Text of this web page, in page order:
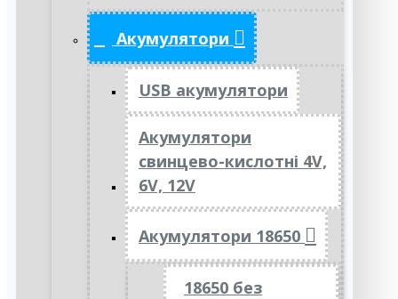
Акумулятори
USB акумулятори
Акумулятори
свинцево-кислотні 4V,
6V, 12V
Акумулятори 18650
18650 без